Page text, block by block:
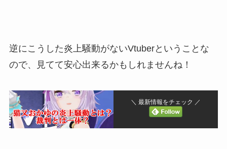
逆にこうした炎上騒動がないVtuberということな
ので、見てて安心出来るかもしれませんね！
＼ 最新情報をチェック ／